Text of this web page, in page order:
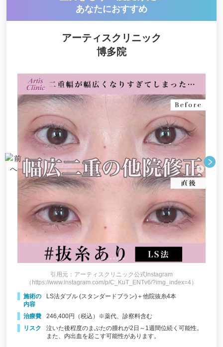
でぐちスキンクリニック
OZUMIクリニック
フォンタナクリニック天神
おおた整形クリニック
くろき・ひろクリニック
ひまりクリニック
DESIGN LABO SURGERY（デザインラボ サージ
ェリー）
X CLINIC（エックスクリニック）
さくらビューティクリニック
松田知子皮膚科医院
聖心美容クリニック福岡院
ゼティスビューティークリニック（Zetith Beauty
Clinic）
あさひクリニック
ジェイドクリニック（Jade Clinic）
みやびクリニック
あんぬクリニック
福岡博多駅前通中央クリニック
ファーストビューティクリニック福岡天神院
博多もへじのクリニック
あなたにおすすめ
アーティスクリニック
博多院
引用元：アーティスクリニック公式Instagram
（https://www.instagram.com/p/C_KuT_ENTv6/?img_index=4）
施術の
内容
LS法ダブル (スタンダードプラン)＋他院抜糸4本
治療費
246,400円（税込）※薬代、診察料含む
リスク
泣いた後程度のまぶたの腫れが2日～1週間位続く可能性。
また、内出血を起こす可能性があります。